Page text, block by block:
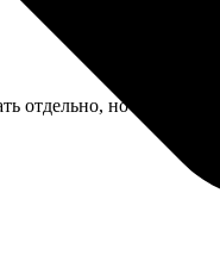
отдельно, но это мелочи.